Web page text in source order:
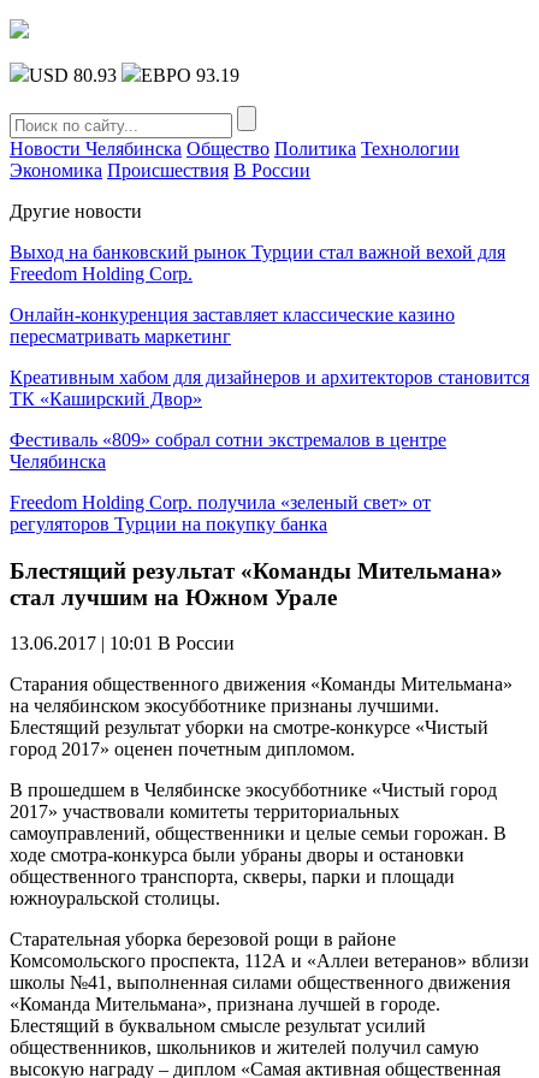
USD 80.93 ЕВРО 93.19
Новости Челябинска Общество Политика Технологии
Экономика Происшествия В России
Другие новости
Выход на банковский рынок Турции стал важной вехой для
Freedom Holding Corp.
Онлайн-конкуренция заставляет классические казино
пересматривать маркетинг
Креативным хабом для дизайнеров и архитекторов становится
ТК «Каширский Двор»
Фестиваль «809» собрал сотни экстремалов в центре
Челябинска
Freedom Holding Corp. получила «зеленый свет» от
регуляторов Турции на покупку банка
Блестящий результат «Команды Мительмана»
стал лучшим на Южном Урале
13.06.2017 | 10:01 В России
Старания общественного движения «Команды Мительмана»
на челябинском экосубботнике признаны лучшими.
Блестящий результат уборки на смотре-конкурсе «Чистый
город 2017» оценен почетным дипломом.
В прошедшем в Челябинске экосубботнике «Чистый город
2017» участвовали комитеты территориальных
самоуправлений, общественники и целые семьи горожан. В
ходе смотра-конкурса были убраны дворы и остановки
общественного транспорта, скверы, парки и площади
южноуральской столицы.
Старательная уборка березовой рощи в районе
Комсомольского проспекта, 112А и «Аллеи ветеранов» вблизи
школы №41, выполненная силами общественного движения
«Команда Мительмана», признана лучшей в городе.
Блестящий в буквальном смысле результат усилий
общественников, школьников и жителей получил самую
высокую награду – диплом «Самая активная общественная